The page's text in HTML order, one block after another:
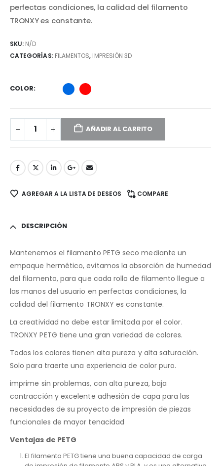
perfectas condiciones, la calidad del filamento
TRONXY es constante.
SKU: N/D
CATEGORÍAS: FILAMENTOS, IMPRESIÓN 3D
COLOR
AÑADIR AL CARRITO
AGREGAR A LA LISTA DE DESEOS COMPARE
DESCRIPCIÓN
Mantenemos el filamento PETG seco mediante un
empaque hermético, evitamos la absorción de humedad
del filamento, para que cada rollo de filamento llegue a
las manos del usuario en perfectas condiciones, la
calidad del filamento TRONXY es constante.
La creatividad no debe estar limitada por el color.
TRONXY PETG tiene una gran variedad de colores.
Todos los colores tienen alta pureza y alta saturación.
Solo para traerte una experiencia de color puro.
imprime sin problemas, con alta pureza, baja
contracción y excelente adhesión de capa para las
necesidades de su proyecto de impresión de piezas
funcionales de mayor tenacidad
Ventajas de PETG
El filamento PETG tiene una buena capacidad de carga